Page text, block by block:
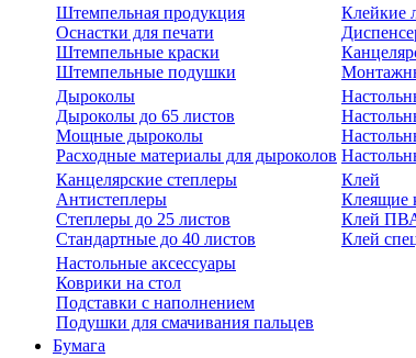
Штемпельная продукция
Оснастки для печати
Штемпельные краски
Штемпельные подушки
Клейкие
Дыроколы
Дыроколы до 65 листов
Мощные дыроколы
Расходные материалы для дыроколов
Канцелярские степлеры
Антистеплеры
Степлеры до 25 листов
Стандартные до 40 листов
Клей
Клеящие
Клей
Клей
Настольные аксессуары
Коврики на стол
Подставки с наполнением
Подушки для смачивания пальцев
Бумага